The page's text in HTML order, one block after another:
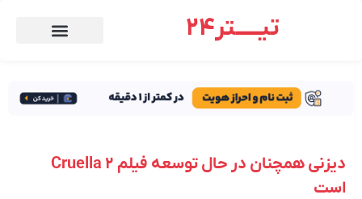
تیـــــتر24
دیزنی همچنان در حال توسعه فیلم Cruella 2
است